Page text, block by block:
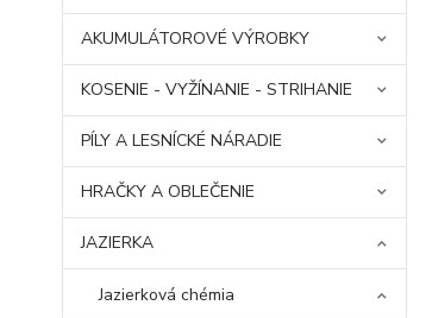
AKUMULÁTOROVÉ VÝROBKY
KOSENIE - VYŽÍNANIE - STRIHANIE
PÍLY A LESNÍCKÉ NÁRADIE
HRAČKY A OBLEČENIE
JAZIERKA
Jazierková chémia